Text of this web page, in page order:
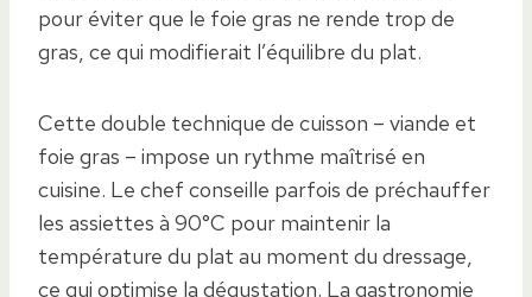
pour éviter que le foie gras ne rende trop de
gras, ce qui modifierait l’équilibre du plat.
Cette double technique de cuisson – viande et
foie gras – impose un rythme maîtrisé en
cuisine. Le chef conseille parfois de préchauffer
les assiettes à 90°C pour maintenir la
température du plat au moment du dressage,
ce qui optimise la dégustation. La gastronomie